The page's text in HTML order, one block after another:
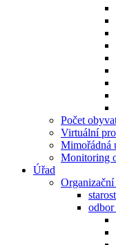
Počet
Virtuální
Mimořádná
Monitoring
Úřad
Organizační